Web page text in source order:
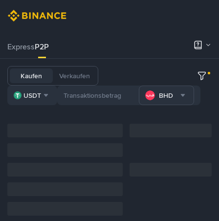
ExpressP2P
Kaufen Verkaufen
USDT BHD